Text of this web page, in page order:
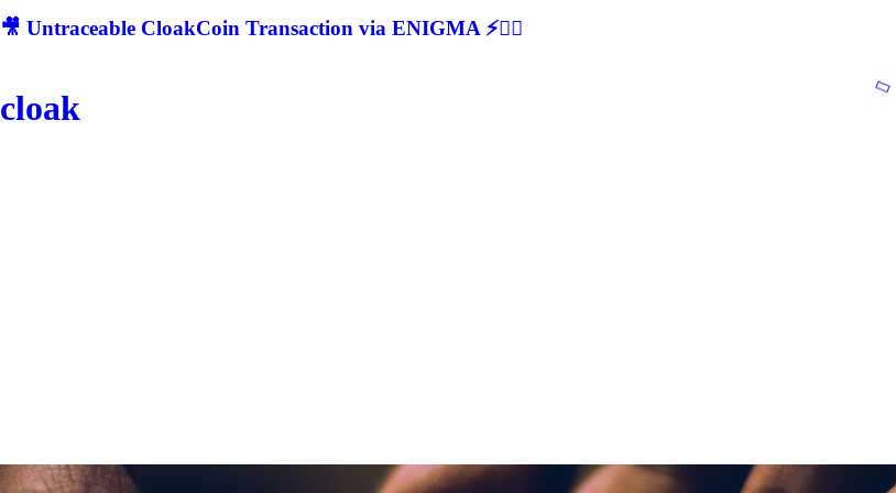
🎥 Untraceable CloakCoin Transaction via ENIGMA ⚡🕵‍♂
cloak